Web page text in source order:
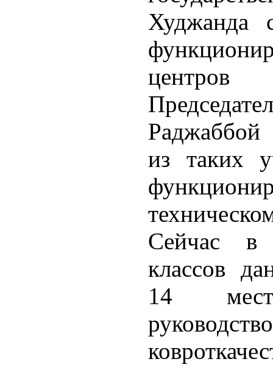
Худжанда
центров
из таких
Сейчас в
классов
14